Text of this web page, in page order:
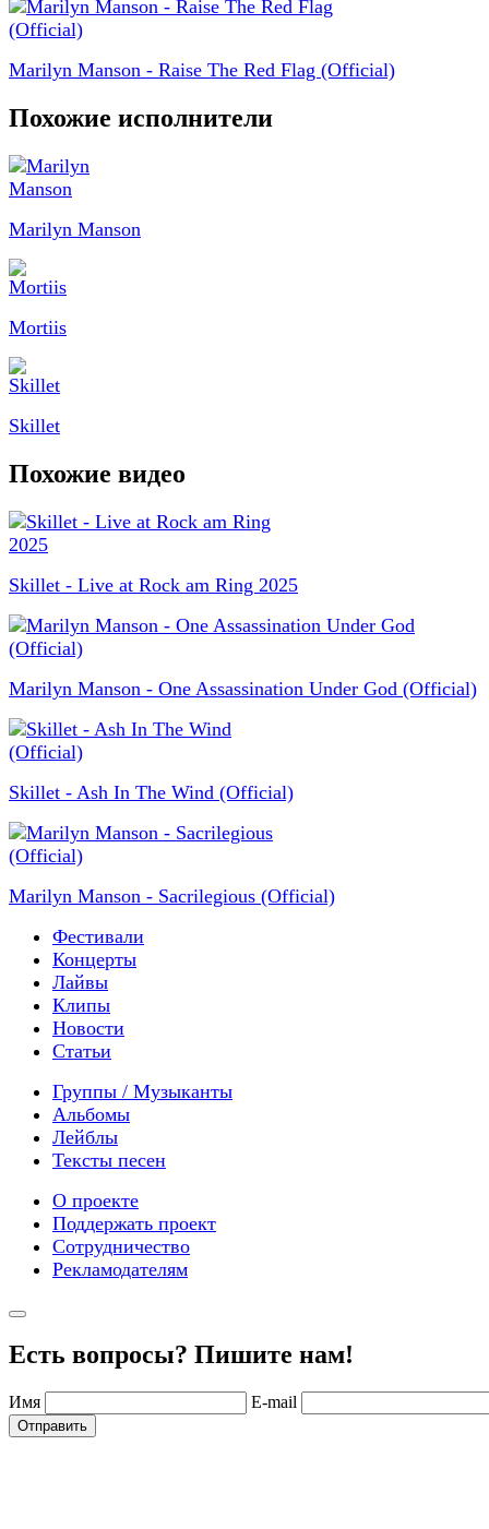
Marilyn Manson - Raise The Red Flag (Official)
Похожие исполнители
Marilyn Manson
Mortiis
Skillet
Похожие видео
Skillet - Live at Rock am Ring 2025
Marilyn Manson - One Assassination Under God (Official)
Skillet - Ash In The Wind (Official)
Marilyn Manson - Sacrilegious (Official)
Фестивали
Концерты
Лайвы
Клипы
Новости
Статьи
Группы / Музыканты
Альбомы
Лейблы
Тексты песен
О проекте
Поддержать проект
Сотрудничество
Рекламодателям
Есть вопросы? Пишите нам!
Имя E-mail